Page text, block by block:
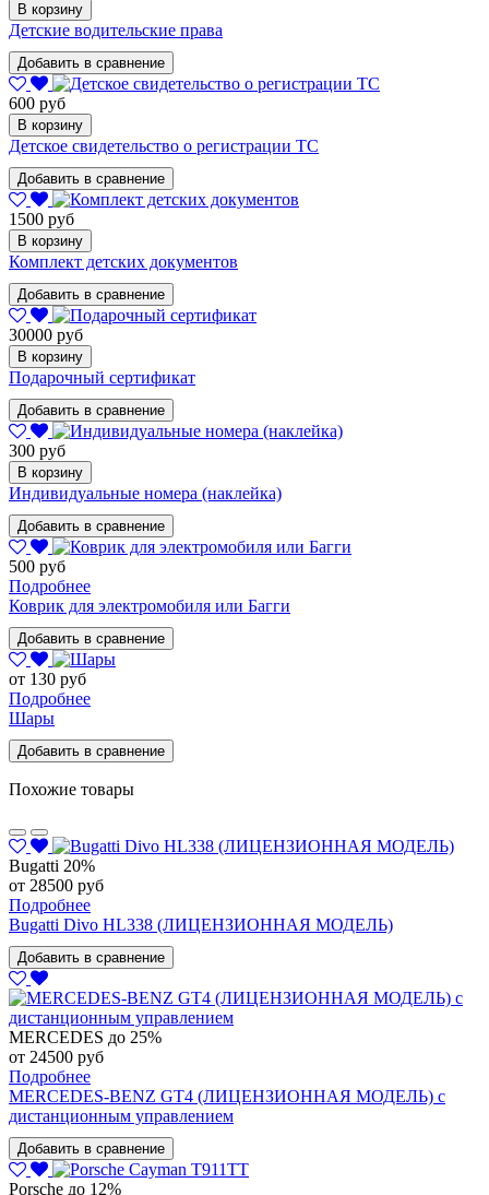
В корзину
Детские водительские права
Добавить в сравнение
600 руб
В корзину
Детское свидетельство о регистрации ТС
Добавить в сравнение
1500 руб
В корзину
Комплект детских документов
Добавить в сравнение
30000 руб
В корзину
Подарочный сертификат
Добавить в сравнение
300 руб
В корзину
Индивидуальные номера (наклейка)
Добавить в сравнение
500 руб
Подробнее
Коврик для электромобиля или Багги
Добавить в сравнение
от 130 руб
Подробнее
Шары
Добавить в сравнение
Похожие товары
Bugatti 20%
от 28500 руб
Подробнее
Bugatti Divo HL338 (ЛИЦЕНЗИОННАЯ МОДЕЛЬ)
Добавить в сравнение
MERCEDES до 25%
от 24500 руб
Подробнее
MERCEDES-BENZ GT4 (ЛИЦЕНЗИОННАЯ МОДЕЛЬ) с
дистанционным управлением
Добавить в сравнение
Porsche до 12%